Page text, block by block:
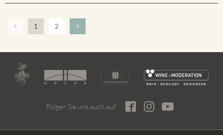
1 2
Folgen Sie uns auch auf: